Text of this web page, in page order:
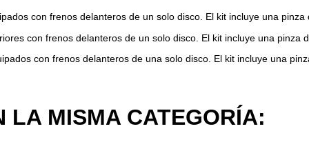
con frenos delanteros de un solo disco. El kit incluye una
con frenos delanteros de un solo disco. El kit incluye una
con frenos delanteros de una solo disco. El kit incluye una
LA MISMA CATEGORÍA: